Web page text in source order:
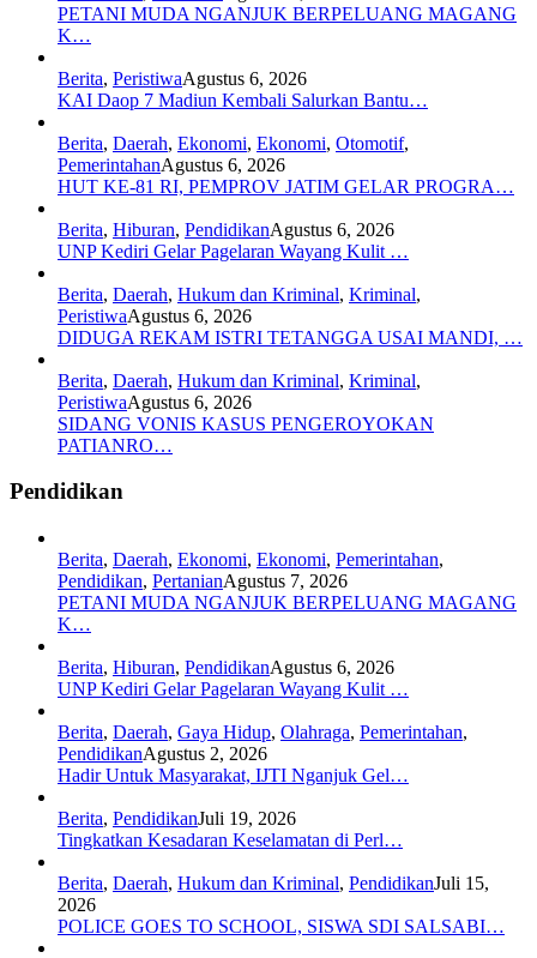
PETANI MUDA NGANJUK BERPELUANG MAGANG
K…
Berita, PeristiwaAgustus 6, 2026
KAI Daop 7 Madiun Kembali Salurkan Bantu…
Berita, Daerah, Ekonomi, Ekonomi, Otomotif,
PemerintahanAgustus 6, 2026
HUT KE-81 RI, PEMPROV JATIM GELAR PROGRA…
Berita, Hiburan, PendidikanAgustus 6, 2026
UNP Kediri Gelar Pagelaran Wayang Kulit …
Berita, Daerah, Hukum dan Kriminal, Kriminal,
PeristiwaAgustus 6, 2026
DIDUGA REKAM ISTRI TETANGGA USAI MANDI, …
Berita, Daerah, Hukum dan Kriminal, Kriminal,
PeristiwaAgustus 6, 2026
SIDANG VONIS KASUS PENGEROYOKAN
PATIANRO…
Pendidikan
Berita, Daerah, Ekonomi, Ekonomi, Pemerintahan,
Pendidikan, PertanianAgustus 7, 2026
PETANI MUDA NGANJUK BERPELUANG MAGANG
K…
Berita, Hiburan, PendidikanAgustus 6, 2026
UNP Kediri Gelar Pagelaran Wayang Kulit …
Berita, Daerah, Gaya Hidup, Olahraga, Pemerintahan,
PendidikanAgustus 2, 2026
Hadir Untuk Masyarakat, IJTI Nganjuk Gel…
Berita, PendidikanJuli 19, 2026
Tingkatkan Kesadaran Keselamatan di Perl…
Berita, Daerah, Hukum dan Kriminal, PendidikanJuli 15,
2026
POLICE GOES TO SCHOOL, SISWA SDI SALSABI…